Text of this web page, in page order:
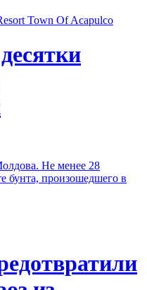
Не менее 28
бунта, произошедшего в